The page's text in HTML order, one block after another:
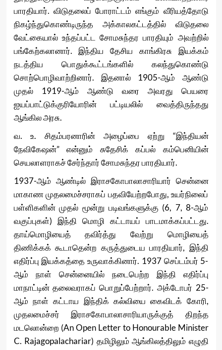
பாரதியார். விடுதலைப் போராட்டம் எங்கும் வீரியத்தோடு
நிகழ்ந்துகொண்டிருந்த அக்காலகட்டத்தில் விடுதலை
வேட்கையால் உந்தப்பட்ட சோமசுந்தர பாரதியும் அவற்றில்
பங்கேற்கலானார். இந்திய தேசிய காங்கிரசு இயக்கம்
நடத்திய பொதுக்கூட்டங்களில் கலந்துகொண்டு
சொற்பொழிவாற்றினார். இதனால் 1905-ஆம் ஆண்டு
முதல் 1919-ஆம் ஆண்டு வரை அவரது பெயரை
ஐயப்பாட்டுக்குரியோரின் பட்டியலில் வைத்திருந்தது
ஆங்கில அரசு.
வ. உ. சிதம்பரனாரின் அழைப்பை ஏற்று “இந்தியன்
நேவிகேஷன்” என்னும் சுதேசிக் கப்பல் கம்பெனியின்
செயலாளராகச் சேர்ந்தார் சோமசுந்தர பாரதியார்.
1937-ஆம் ஆண்டில் இராசகோபாலாசாரியார் சென்னை
மாகாண முதலமைச்சராகப் பதவியேற்றபோது, உயர்நிலைப்
பள்ளிகளின் முதல் மூன்று படிவங்களுக்கு (6, 7, 8-ஆம்
வகுப்புகள்) இந்தி மொழி கட்டாயப் பாடமாக்கப்பட்டது.
தாய்மொழியைத் தவிர்த்து வேற்று மொழியைத்
திணிக்கக் கூடாதென்ற கருத்துடைய பாரதியார், இந்தி
எதிர்ப்பு இயக்கத்தை உருவாக்கினார். 1937 செப்டம்பர் 5-
ஆம் நாள் சென்னையில் நடைபெற்ற இந்தி எதிர்ப்பு
மாநாட்டின் தலைவராகப் பொறுப்பேற்றார். அக்டோபர் 25-
ஆம் நாள் கட்டாய இந்திக் கல்வியை கைவிடக் கோரி,
முதலமைச்சர் இராசகோபாலாசாரியாருக்குத் திறந்த
மடலொன்றை (An Open Letter to Honourable Minister
C. Rajagopalachariar) தமிழிலும் ஆங்கிலத்திலும் எழுதி